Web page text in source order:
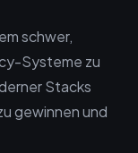
schwer,
Systeme zu
Stacks
gewinnen und